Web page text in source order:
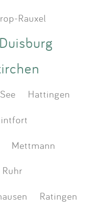
Rauxel
Duisburg
Hattingen
Mettmann
Ratingen